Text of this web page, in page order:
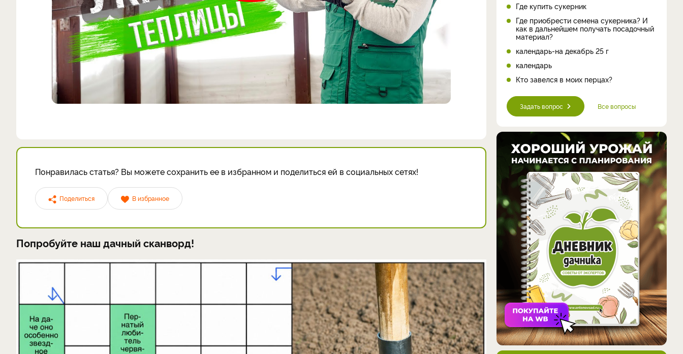
Понравилась статья? Вы можете сохранить ее в избранном и поделиться ей в социальных сетях!
Поделиться В избранное
Попробуйте наш дачный сканворд!
Где купить сукерник
Где приобрести семена сукерника? И
как в дальнейшем получать посадочный
материал?
календарь-на декабрь 25 г
календарь
Кто завелся в моих перцах?
Задать вопрос Все вопросы